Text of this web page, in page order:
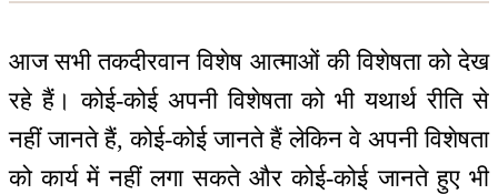
आज सभी तकदीरवान विशेष आत्माओं की विशेषता को देख
रहे हैं। कोई-कोई अपनी विशेषता को भी यथार्थ रीति से
नहीं जानते हैं, कोई-कोई जानते हैं लेकिन वे अपनी विशेषता
को कार्य में नहीं लगा सकते और कोई-कोई जानते हुए भी